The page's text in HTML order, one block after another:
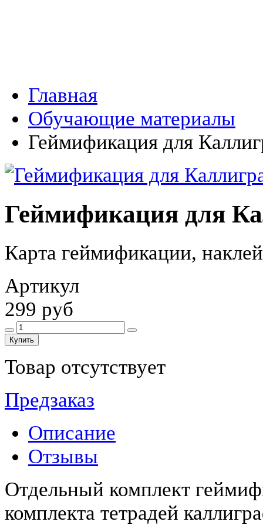
Главная
Обучающие материалы
Геймификация для
Геймификация для
Карта геймификации,
Артикул
299 руб
Купить
Товар отсутствует
Предзаказ
Описание
Отзывы
Отдельный комплект
комплекта тетрадей